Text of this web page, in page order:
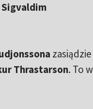
Sigvaldim
Thrastarson. To